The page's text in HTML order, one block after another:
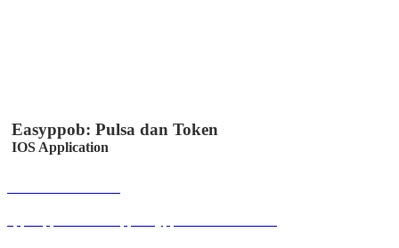
Easyppob: Pulsa dan Token
IOS Application